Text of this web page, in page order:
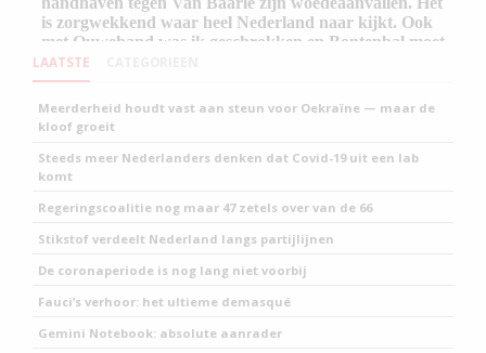
LAATSTE
Meerderheid houdt vast aan steun voor Oekraïne — maar de
kloof groeit
Steeds meer Nederlanders denken dat Covid-19 uit een lab
komt
Regeringscoalitie nog maar 47 zetels over van de 66
Stikstof verdeelt Nederland langs partijlijnen
De coronaperiode is nog lang niet voorbij
Fauci’s verhoor: het ultieme demasqué
Gemini Notebook: absolute aanrader